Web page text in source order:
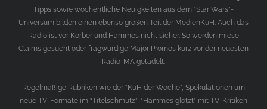
Tipps sowie wöchentliche Neuigkeiten aus dem “Star Wars”-
Universum bilden einen ebenso großen Teil der MedienKuH. Auch das
Radio ist vor Körber und Hammes nicht sicher. So werden miese
Claims gesucht oder fragwürdige Major Promos kurz vor der neuesten
Radio-MA getadelt.
Regelmäßige Rubriken wie der “KuH der Woche”, Spekulationen um
neue TV-Formate im “Titelschmutz”, “Hammes glotzt” mit TV-Kritiken